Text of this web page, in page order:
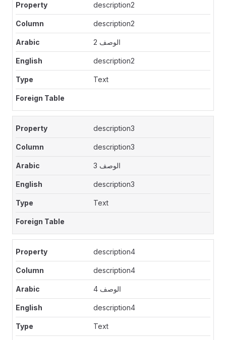
description2
description2
الوصف 2
description2
Text
description3
description3
الوصف 3
description3
Text
description4
description4
الوصف 4
description4
Text